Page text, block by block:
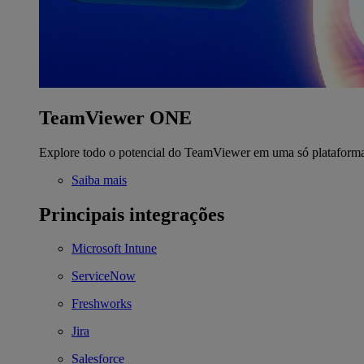
TeamViewer ONE
Explore todo o potencial do TeamViewer em uma só
Saiba mais
Principais integrações
Microsoft Intune
ServiceNow
Freshworks
Jira
Salesforce